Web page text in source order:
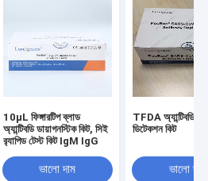
10μL ফিঙ্গারটিপ ব্লাড
অ্যান্টিবডি ডায়াগনস্টিক কিট, সিই
র‌্যাপিড টেস্ট কিট IgM IgG
ভালো দাম
TFDA অ্যান্টিবডি
ডিটেকশন কিট
ভালো দাম